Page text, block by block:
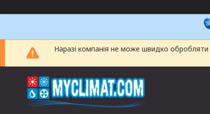
Наразі компанія не може швидко обробляти